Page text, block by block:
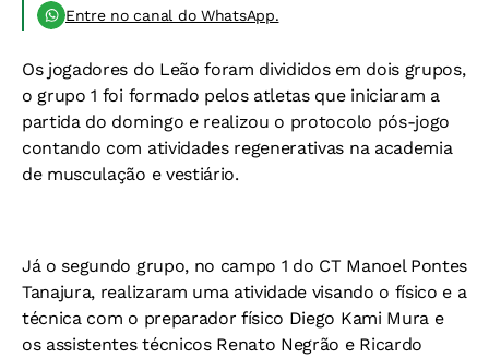
Entre no canal do WhatsApp.
Os jogadores do Leão foram divididos em dois grupos,
o grupo 1 foi formado pelos atletas que iniciaram a
partida do domingo e realizou o protocolo pós-jogo
contando com atividades regenerativas na academia
de musculação e vestiário.
Já o segundo grupo, no campo 1 do CT Manoel Pontes
Tanajura, realizaram uma atividade visando o físico e a
técnica com o preparador físico Diego Kami Mura e
os assistentes técnicos Renato Negrão e Ricardo